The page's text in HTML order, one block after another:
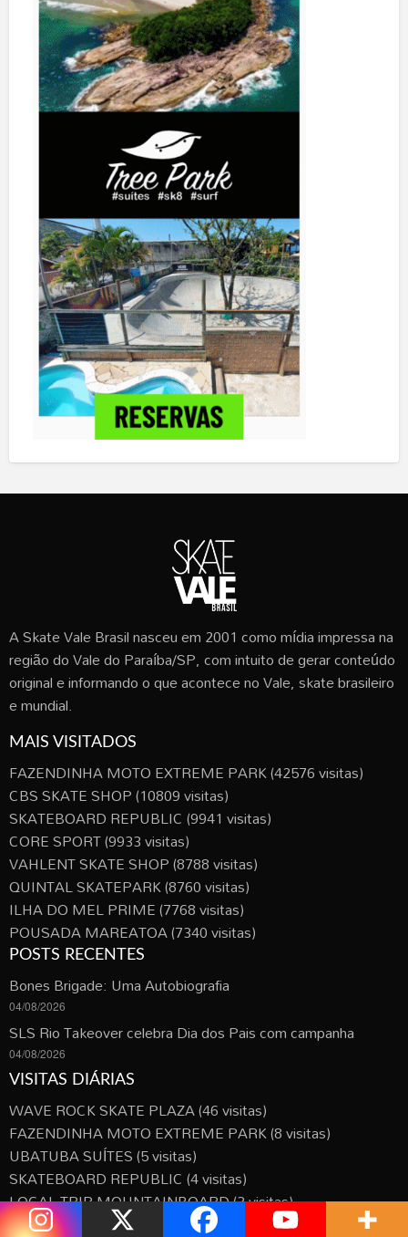
A Skate Vale Brasil nasceu em 2001 como mídia impressa na
região do Vale do Paraíba/SP, com intuito de gerar conteúdo
original e informando o que acontece no Vale, skate brasileiro
e mundial.
MAIS VISITADOS
FAZENDINHA MOTO EXTREME PARK(42576 visitas)
CBS SKATE SHOP(10809 visitas)
SKATEBOARD REPUBLIC(9941 visitas)
CORE SPORT(9933 visitas)
VAHLENT SKATE SHOP(8788 visitas)
QUINTAL SKATEPARK(8760 visitas)
ILHA DO MEL PRIME(7768 visitas)
POUSADA MAREATOA(7340 visitas)
POSTS RECENTES
Bones Brigade: Uma Autobiografia
04/08/2026
SLS Rio Takeover celebra Dia dos Pais com campanha
04/08/2026
VISITAS DIÁRIAS
WAVE ROCK SKATE PLAZA(46 visitas)
FAZENDINHA MOTO EXTREME PARK(8 visitas)
UBATUBA SUÍTES(5 visitas)
SKATEBOARD REPUBLIC(4 visitas)
LOCAL TRIP MOUNTAINBOARD(3 visitas)
360º SKATEPARK(3 visitas)